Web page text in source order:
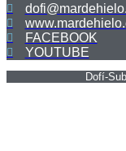
FACEBOOK
YOUTUBE
Dofí-